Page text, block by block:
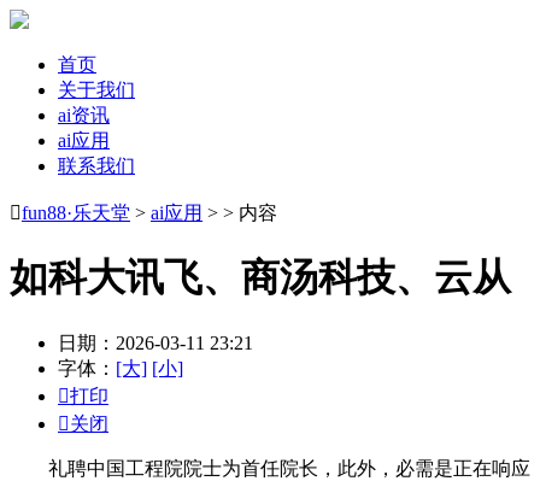
首页
关于我们
ai资讯
ai应用
联系我们
fun88·乐天堂 > ai应用 > > 内容
如科大讯飞、商汤科技、云从
日期：2026-03-11 23:21
字体： [大] [小]
打印
关闭
礼聘中国工程院院士为首任院长，此外，必需是正在响应